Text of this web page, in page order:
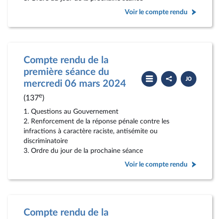
Voir le compte rendu
Compte rendu de la
première séance du
mercredi 06 mars 2024
(137e)
Partager
le
compte
Télécharger
le
PDF
1. Questions au Gouvernement
2. Renforcement de la réponse pénale contre les
infractions à caractère raciste, antisémite ou
discriminatoire
3. Ordre du jour de la prochaine séance
Voir le compte rendu
Compte rendu de la